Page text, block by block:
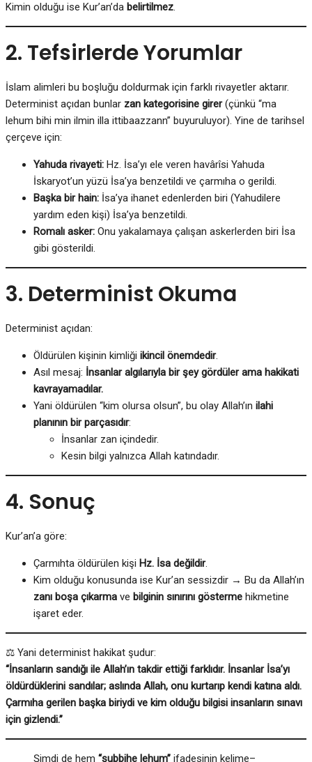
Kimin olduğu ise Kur’an’da belirtilmez.
2. Tefsirlerde Yorumlar
İslam alimleri bu boşluğu doldurmak için farklı rivayetler aktarır.
Determinist açıdan bunlar zan kategorisine girer(çünkü “ma
lehum bihi min ilmin illa ittibaazzann” buyuruluyor). Yine de tarihsel
çerçeve için:
Yahuda rivayeti: Hz. İsa’yı ele veren havârîsi Yahuda
İskaryot’un yüzü İsa’ya benzetildi ve çarmıha o gerildi.
Başka bir hain: İsa’ya ihanet edenlerden biri (Yahudilere
yardım eden kişi) İsa’ya benzetildi.
Romalı asker: Onu yakalamaya çalışan askerlerden biri İsa
gibi gösterildi.
3. Determinist Okuma
Determinist açıdan:
Öldürülen kişinin kimliği ikincil önemdedir.
Asıl mesaj: İnsanlar algılarıyla bir şey gördüler ama hakikati
kavrayamadılar.
Yani öldürülen “kim olursa olsun”, bu olay Allah’ın ilahi
planının bir parçasıdır:
İnsanlar zan içindedir.
Kesin bilgi yalnızca Allah katındadır.
4. Sonuç
Kur’an’a göre:
Çarmıhta öldürülen kişi Hz. İsa değildir.
Kim olduğu konusunda ise Kur’an sessizdir → Bu da Allah’ın
zanı boşa çıkarma ve bilginin sınırını gösterme hikmetine
işaret eder.
⚖️ Yani determinist hakikat şudur:
“İnsanların sandığı ile Allah’ın takdir ettiği farklıdır. İnsanlar İsa’yı
öldürdüklerini sandılar; aslında Allah, onu kurtarıp kendi katına aldı.
Çarmıha gerilen başka biriydi ve kim olduğu bilgisi insanların sınavı
için gizlendi.”
Şimdi de hem “şubbihe lehum” ifadesinin kelime–